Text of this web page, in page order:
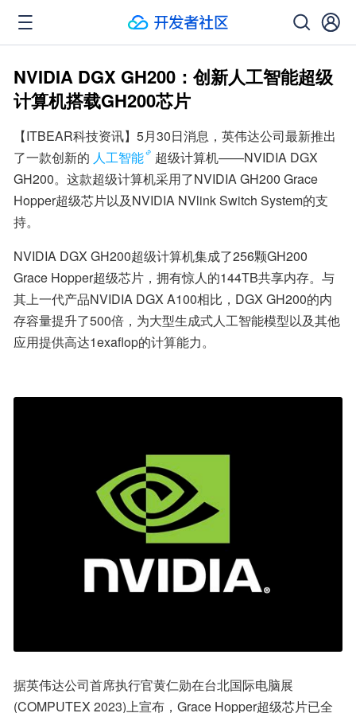
NVIDIA DGX GH200：创新人工智能超级
计算机搭载GH200芯片
【ITBEAR科技资讯】5月30日消息，英伟达公司最新推出
了一款创新的 人工智能
超级计算机——NVIDIA DGX
GH200。这款超级计算机采用了NVIDIA GH200 Grace
Hopper超级芯片以及NVIDIA NVlink Switch System的支
持。
NVIDIA DGX GH200超级计算机集成了256颗GH200
Grace Hopper超级芯片，拥有惊人的144TB共享内存。与
其上一代产品NVIDIA DGX A100相比，DGX GH200的内
存容量提升了500倍，为大型生成式人工智能模型以及其他
应用提供高达1exaflop的计算能力。
据英伟达公司首席执行官黄仁勋在台北国际电脑展
(COMPUTEX 2023)上宣布，Grace Hopper超级芯片已全